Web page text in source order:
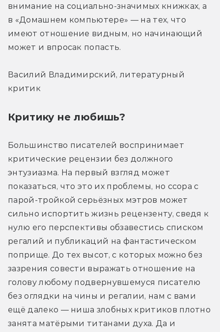
внимание на социально-значимых книжках, а
в «Домашнем компьютере» — на тех, что
имеют отношение видным, но начинающий
может и впросак попасть.
Василий Владимирский, литературный
критик
Критику не любишь?
Большинство писателей воспринимает
критические рецензии без должного
энтузиазма. На первый взгляд может
показаться, что это их проблемы, но ссора с
парой-тройкой серьёзных мэтров может
сильно испортить жизнь рецензенту, сведя к
нулю его перспективы обзавестись списком
регалий и публикаций на фантастическом
поприще. До тех высот, с которых можно без
зазрения совести выражать отношение на
голову любому подвернувшемуся писателю
без оглядки на чины и регалии, нам с вами
ещё далеко — ниша злобных критиков плотно
занята матёрыми титанами духа. Да и